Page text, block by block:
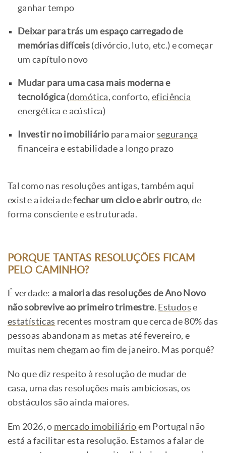
ganhar tempo
Deixar para trás um espaço carregado de
memórias difíceis (divórcio, luto, etc.) e começar
um capítulo novo
Mudar para uma casa mais moderna e
tecnológica(domótica, conforto, eficiência
energética e acústica)
Investir no imobiliário para maior segurança
financeira e estabilidade a longo prazo
Tal como nas resoluções antigas, também aqui
existe a ideia defechar um ciclo e abrir outro, de
forma consciente e estruturada.
PORQUE TANTAS RESOLUÇÕES FICAM
PELO CAMINHO?
É verdade: a maioria das resoluções de Ano Novo
não sobrevive ao primeiro trimestre. Estudos e
estatísticas recentes mostram que cerca de 80% das
pessoas abandonam as metas até fevereiro, e
muitas nem chegam ao fim de janeiro. Mas porquê?
No que diz respeito à resolução de mudar de
casa, uma das resoluções mais ambiciosas, os
obstáculos são ainda maiores.
Em 2026, o mercado imobiliário em Portugal não
está a facilitar esta resolução. Estamos a falar de